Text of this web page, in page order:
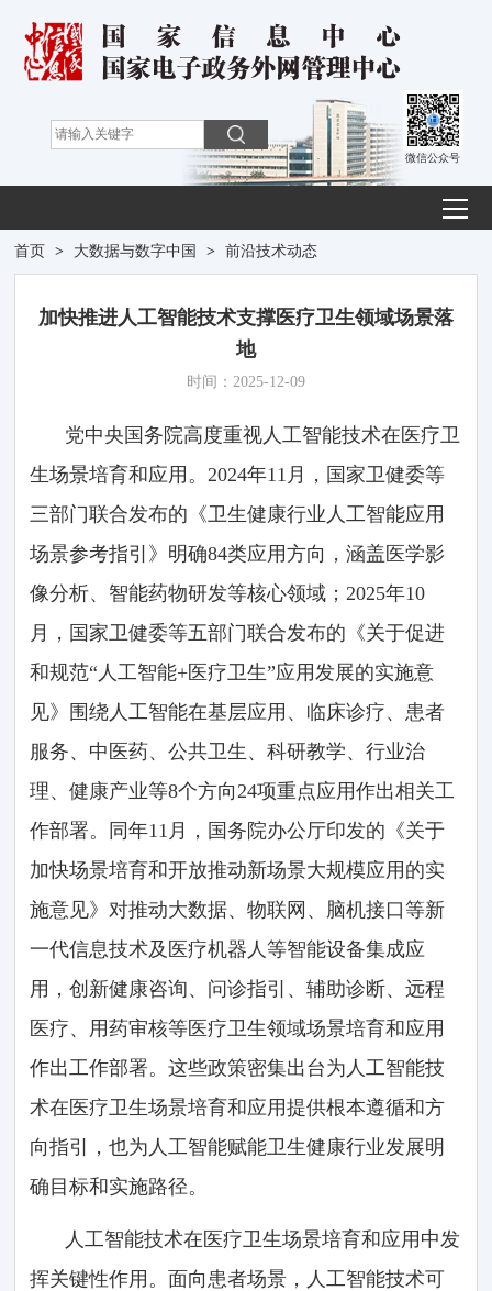
微信公众号
首页 > 大数据与数字中国 > 前沿技术动态
加快推进人工智能技术支撑医疗卫生领域场景落
地
时间：2025-12-09
党中央国务院高度重视人工智能技术在医疗卫
生场景培育和应用。2024年11月，国家卫健委等
三部门联合发布的《卫生健康行业人工智能应用
场景参考指引》明确84类应用方向，涵盖医学影
像分析、智能药物研发等核心领域；2025年10
月，国家卫健委等五部门联合发布的《关于促进
和规范“人工智能+医疗卫生”应用发展的实施意
见》围绕人工智能在基层应用、临床诊疗、患者
服务、中医药、公共卫生、科研教学、行业治
理、健康产业等8个方向24项重点应用作出相关工
作部署。同年11月，国务院办公厅印发的《关于
加快场景培育和开放推动新场景大规模应用的实
施意见》对推动大数据、物联网、脑机接口等新
一代信息技术及医疗机器人等智能设备集成应
用，创新健康咨询、问诊指引、辅助诊断、远程
医疗、用药审核等医疗卫生领域场景培育和应用
作出工作部署。这些政策密集出台为人工智能技
术在医疗卫生场景培育和应用提供根本遵循和方
向指引，也为人工智能赋能卫生健康行业发展明
确目标和实施路径。
人工智能技术在医疗卫生场景培育和应用中发
挥关键性作用。面向患者场景，人工智能技术可